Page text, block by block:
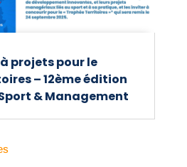
projets pour le
– 12ème édition
& Management